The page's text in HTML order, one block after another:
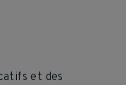
et des